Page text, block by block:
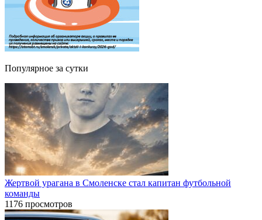
Популярное за сутки
Жертвой урагана в Смоленске стал капитан футбольной
команды
1176 просмотров